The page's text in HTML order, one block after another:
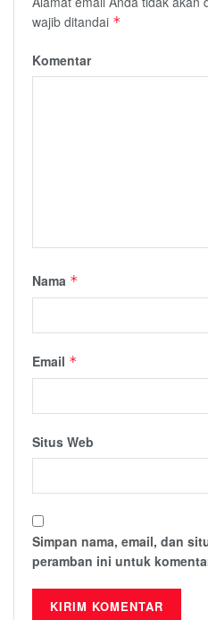
wajib ditandai *
Komentar
Nama *
Email *
Situs Web
Simpan nama, email, dan
peramban ini untuk